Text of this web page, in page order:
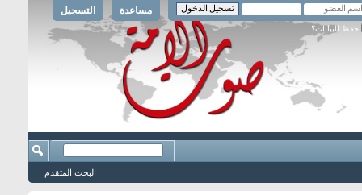
التسجيل مساعدة
حفظ البيانات؟
البحث المتقدم